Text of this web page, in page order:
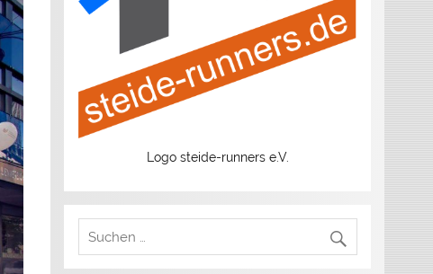
Logo steide-runners e.V.